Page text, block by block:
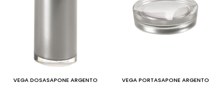
VEGA DOSASAPONE ARGENTO VEGA PORTASAPONE ARGENTO